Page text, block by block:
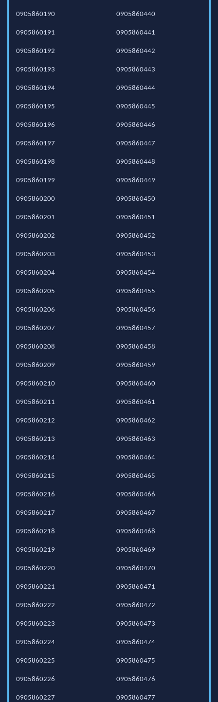
0905860190
0905860191
0905860192
0905860193
0905860194
0905860195
0905860196
0905860197
0905860198
0905860199
0905860200
0905860201
0905860202
0905860203
0905860204
0905860205
0905860206
0905860207
0905860208
0905860209
0905860210
0905860211
0905860212
0905860213
0905860214
0905860215
0905860216
0905860217
0905860218
0905860219
0905860220
0905860221
0905860222
0905860223
0905860224
0905860225
0905860226
0905860227
0905860440
0905860441
0905860442
0905860443
0905860444
0905860445
0905860446
0905860447
0905860448
0905860449
0905860450
0905860451
0905860452
0905860453
0905860454
0905860455
0905860456
0905860457
0905860458
0905860459
0905860460
0905860461
0905860462
0905860463
0905860464
0905860465
0905860466
0905860467
0905860468
0905860469
0905860470
0905860471
0905860472
0905860473
0905860474
0905860475
0905860476
0905860477